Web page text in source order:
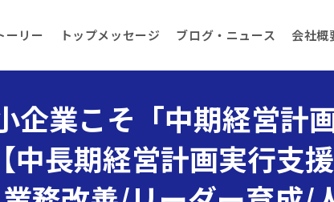
ーリー トップメッセージ ブログ・ニュース 会社概
企業こそ「中期経営計
中長期経営計画実行支